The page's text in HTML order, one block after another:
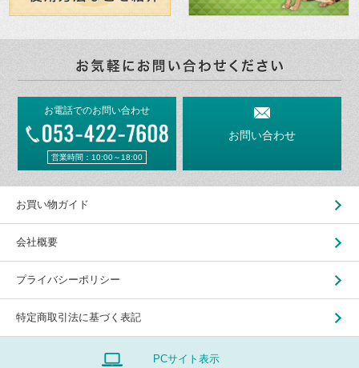
お電話でのお問い合わせ
営業時間：10:00～18:00
お問い合わせ
お買い物ガイド
会社概要
プライバシーポリシー
特定商取引法に基づく表記
PCサイト表示